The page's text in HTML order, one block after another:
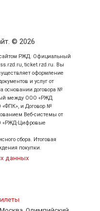
© 2026
РЖД. Официальный
ticket.rzd.ru. Вы
оформление
и услуг от
основании договора №
между ООО «РЖД
и Договор №
Веб-системы от
«РЖД-Цифровые
сбора. Итоговая
покупки.
данных